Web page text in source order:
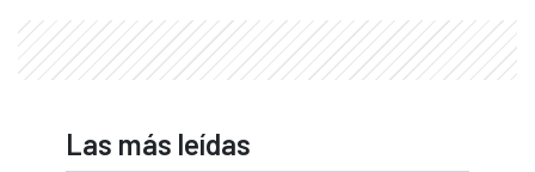
Las más leídas